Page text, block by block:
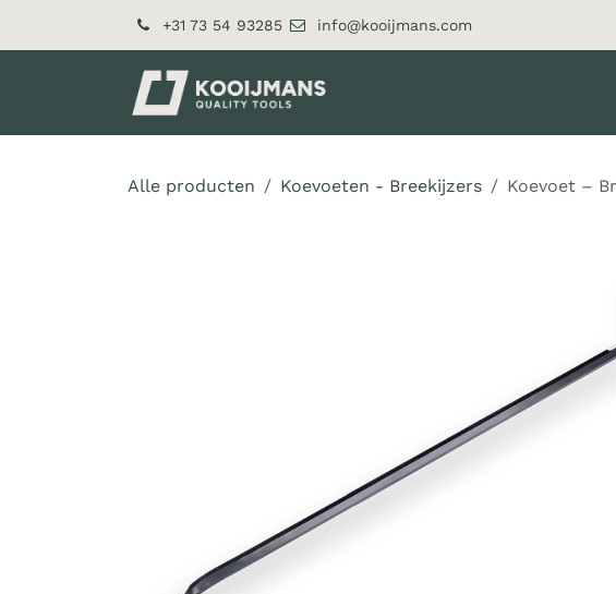
+31 73 54 93285 info@kooijmans.com
Alle producten Koevoeten - Breekijzers Koevoet –